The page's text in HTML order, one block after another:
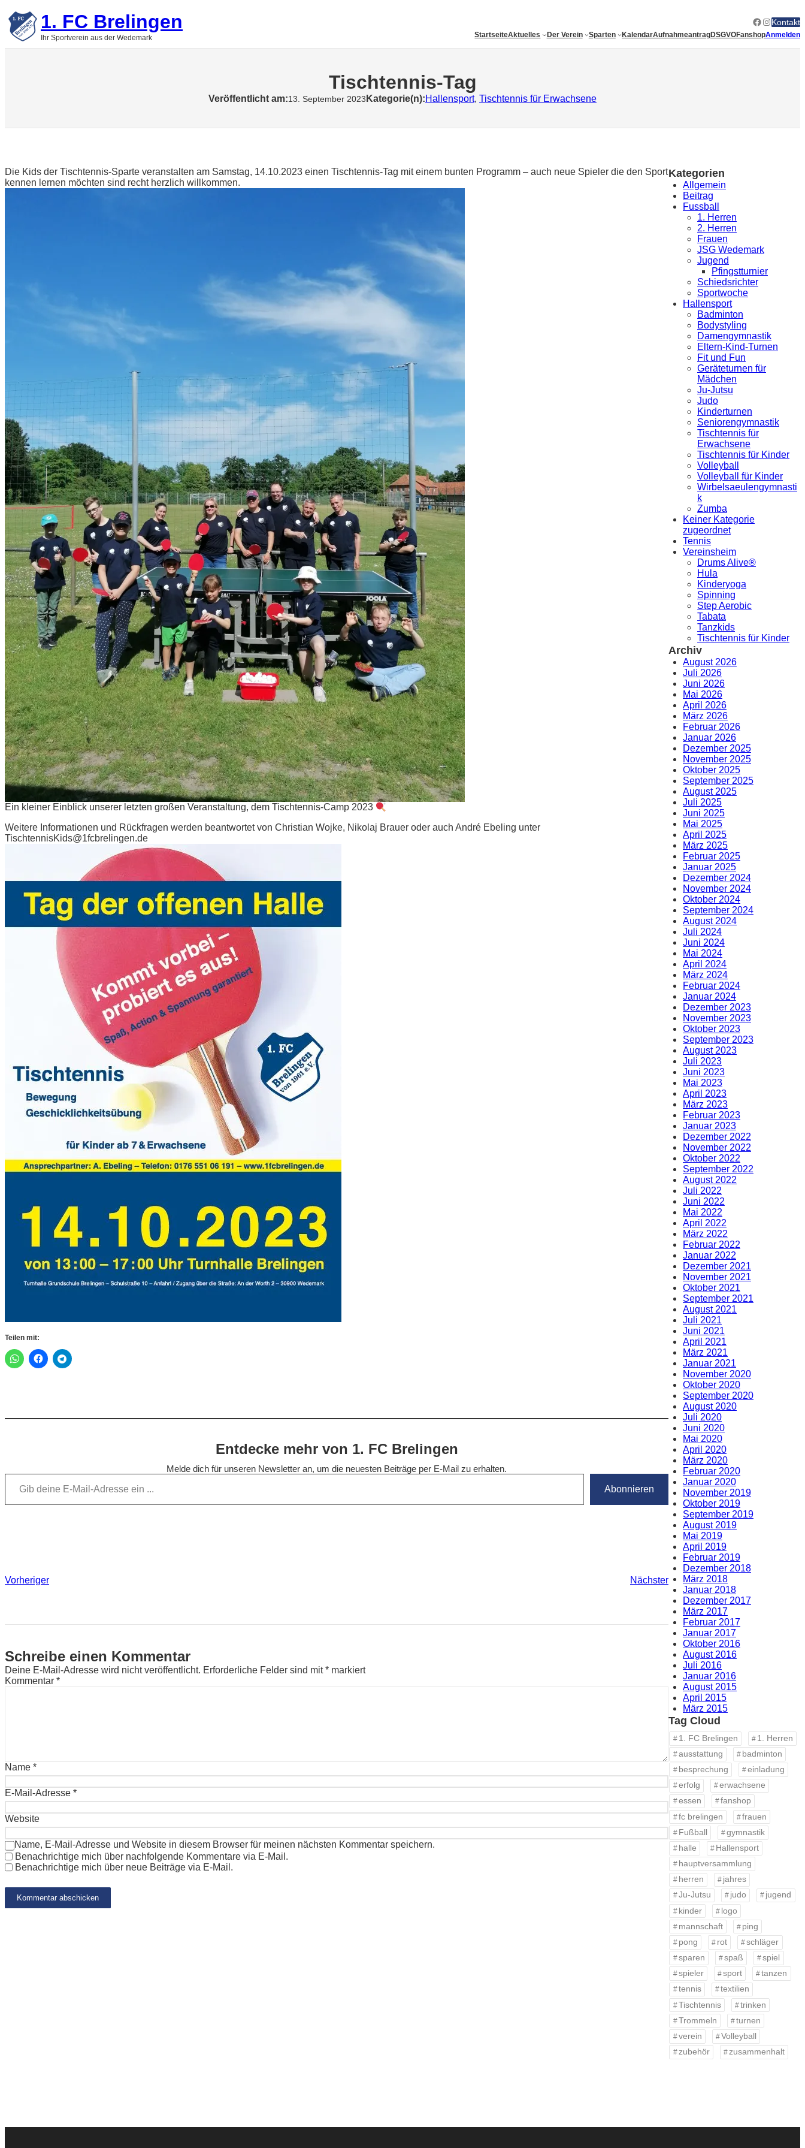
Zum
Inhalt
springen1. FC Brelingen
Ihr Sportverein aus der Wedemark
Facebook
Instagram
Kontakt
StartseiteAktuelles Der Verein Sparten KalendarAufnahmeantragDSGVOFanshopAnmelden
Tischtennis-Tag
Veröffentlicht am:13. September 2023 Kategorie(n):Hallensport, Tischtennis für Erwachsene
Die Kids der Tischtennis-Sparte veranstalten am Samstag, 14.10.2023 einen Tischtennis-Tag mit einem bunten Programm – auch neue Spieler die den Sport
kennen lernen möchten sind recht herzlich willkommen.
Ein kleiner Einblick unserer letzten großen Veranstaltung, dem Tischtennis-Camp 2023
Weitere Informationen und Rückfragen werden beantwortet von Christian Wojke, Nikolaj Brauer oder auch André Ebeling unter
TischtennisKids@1fcbrelingen.de
Teilen mit:
Entdecke mehr von 1. FC Brelingen
Melde dich für unseren Newsletter an, um die neuesten Beiträge per E-Mail zu erhalten.
Gib deine E-Mail-Adresse ein …
Abonnieren
Vorheriger Nächster
Schreibe einen Kommentar
Deine E-Mail-Adresse wird nicht veröffentlicht. Erforderliche Felder sind mit* markiert
Kommentar *
Name *
E-Mail-Adresse *
Website
Name, E-Mail-Adresse und Website in diesem Browser für meinen nächsten Kommentar speichern.
Benachrichtige mich über nachfolgende Kommentare via E-Mail.
Benachrichtige mich über neue Beiträge via E-Mail.
Kategorien
Allgemein
Beitrag
Fussball
1. Herren
2. Herren
Frauen
JSG Wedemark
Jugend
Pfingstturnier
Schiedsrichter
Sportwoche
Hallensport
Badminton
Bodystyling
Damengymnastik
Eltern-Kind-Turnen
Fit und Fun
Geräteturnen für
Mädchen
Ju-Jutsu
Judo
Kinderturnen
Seniorengymnastik
Tischtennis für
Erwachsene
Tischtennis für Kinder
Volleyball
Volleyball für Kinder
Wirbelsaeulengymnasti
k
Zumba
Keiner Kategorie
zugeordnet
Tennis
Vereinsheim
Drums Alive®
Hula
Kinderyoga
Spinning
Step Aerobic
Tabata
Tanzkids
Tischtennis für Kinder
Archiv
August 2026
Juli 2026
Juni 2026
Mai 2026
April 2026
März 2026
Februar 2026
Januar 2026
Dezember 2025
November 2025
Oktober 2025
September 2025
August 2025
Juli 2025
Juni 2025
Mai 2025
April 2025
März 2025
Februar 2025
Januar 2025
Dezember 2024
November 2024
Oktober 2024
September 2024
August 2024
Juli 2024
Juni 2024
Mai 2024
April 2024
März 2024
Februar 2024
Januar 2024
Dezember 2023
November 2023
Oktober 2023
September 2023
August 2023
Juli 2023
Juni 2023
Mai 2023
April 2023
März 2023
Februar 2023
Januar 2023
Dezember 2022
November 2022
Oktober 2022
September 2022
August 2022
Juli 2022
Juni 2022
Mai 2022
April 2022
März 2022
Februar 2022
Januar 2022
Dezember 2021
November 2021
Oktober 2021
September 2021
August 2021
Juli 2021
Juni 2021
April 2021
März 2021
Januar 2021
November 2020
Oktober 2020
September 2020
August 2020
Juli 2020
Juni 2020
Mai 2020
April 2020
März 2020
Februar 2020
Januar 2020
November 2019
Oktober 2019
September 2019
August 2019
Mai 2019
April 2019
Februar 2019
Dezember 2018
März 2018
Januar 2018
Dezember 2017
März 2017
Februar 2017
Januar 2017
Oktober 2016
August 2016
Juli 2016
Januar 2016
August 2015
April 2015
März 2015
Tag Cloud
1. FC Brelingen
1. Herren
ausstattung
badminton
besprechung
einladung
erfolg
erwachsene
essen
fanshop
fc brelingen
frauen
Fußball
gymnastik
halle
Hallensport
hauptversammlung
herren
jahres
Ju-Jutsu
judo
jugend
kinder
logo
mannschaft
ping
pong
rot
schläger
sparen
spaß
spiel
spieler
sport
tanzen
tennis
textilien
Tischtennis
trinken
Trommeln
turnen
verein
Volleyball
zubehör
zusammenhalt